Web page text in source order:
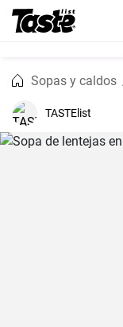
Sopas y caldos
TASTElist